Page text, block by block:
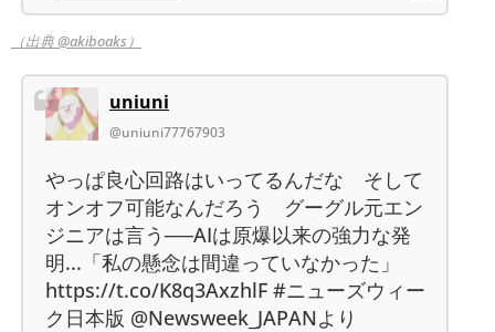
（出典 @akiboaks）
uniuni
@uniuni77767903
やっぱ良心回路はいってるんだな そして
オンオフ可能なんだろう グーグル元エン
ジニアは言う──AIは原爆以来の強力な発
明...「私の懸念は間違っていなかった」
https://t.co/K8q3AxzhlF #ニューズウィー
ク日本版 @Newsweek_JAPANより